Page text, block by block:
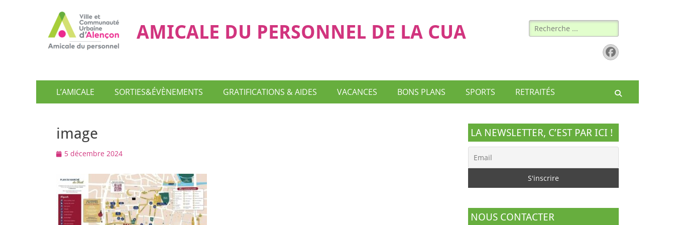
AMICALE DU PERSONNEL DE LA CUA Rechercher :
Facebook
Menu
principal
L’AMICALE SORTIES&ÉVÈNEMENTS GRATIFICATIONS & AIDES VACANCES BONS PLANS SPORTS RETRAITÉS
image
Posted
5 décembre 2024
LA NEWSLETTER, C’EST PAR ICI !
NOUS CONTACTER